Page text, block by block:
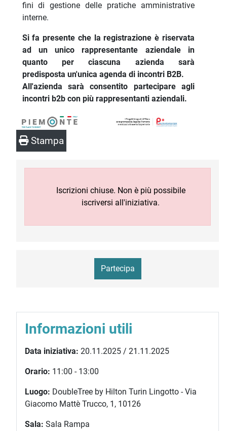
fini di gestione delle pratiche amministrative
interne.
Si fa presente che la registrazione è riservata
ad un unico rappresentante aziendale in
quanto per ciascuna azienda sarà
predisposta un'unica agenda di incontri B2B.
All'azienda sarà consentito partecipare agli
incontri b2b con più rappresentanti aziendali.
Stampa
Iscrizioni chiuse. Non è più possibile
iscriversi all'iniziativa.
Partecipa
Informazioni utili
Data iniziativa: 20.11.2025 / 21.11.2025
Orario: 11:00 - 13:00
Luogo: DoubleTree by Hilton Turin Lingotto - Via
Giacomo Mattè Trucco, 1, 10126
Sala: Sala Rampa